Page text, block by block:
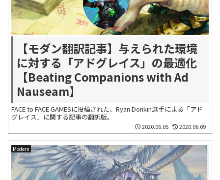
【モダン翻訳記事】与えられた環境
に対する「アドグレイス」の最適化
【Beating Companions with Ad
Nauseam】
FACE to FACE GAMESに投稿された、Ryan Donkin選手による「アド
グレイス」に関する記事の翻訳版。
2020.06.05 2020.06.09
Modern